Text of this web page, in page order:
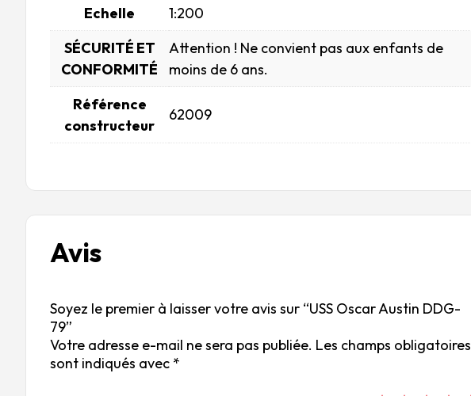
Echelle
1:200
SÉCURITÉ ET
CONFORMITÉ
Attention ! Ne convient pas aux enfants de
moins de 6 ans.
Référence
constructeur
62009
Avis
Soyez le premier à laisser votre avis sur “USS Oscar Austin DDG-
79”
Votre adresse e-mail ne sera pas publiée. Les champs obligatoires
sont indiqués avec *